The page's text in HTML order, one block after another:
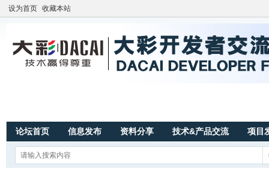
设为首页 收藏本站
论坛首页 信息发布 资料分享 技术&产品交流 项目